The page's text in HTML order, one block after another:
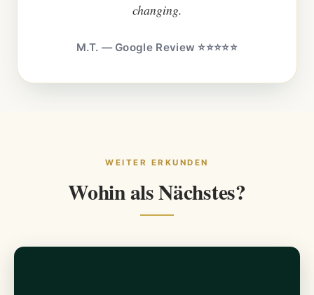
changing.
M.T. — Google Review ⭐⭐⭐⭐⭐
WEITER ERKUNDEN
Wohin als Nächstes?